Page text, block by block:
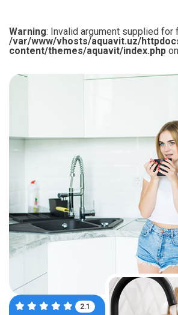
Warning: Invalid argument supplied for
/var/www/vhosts/aquavit.uz/
content/themes/aquavit/index.php
3.6